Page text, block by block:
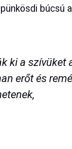
búcsú
ki a szívüket
erőt és